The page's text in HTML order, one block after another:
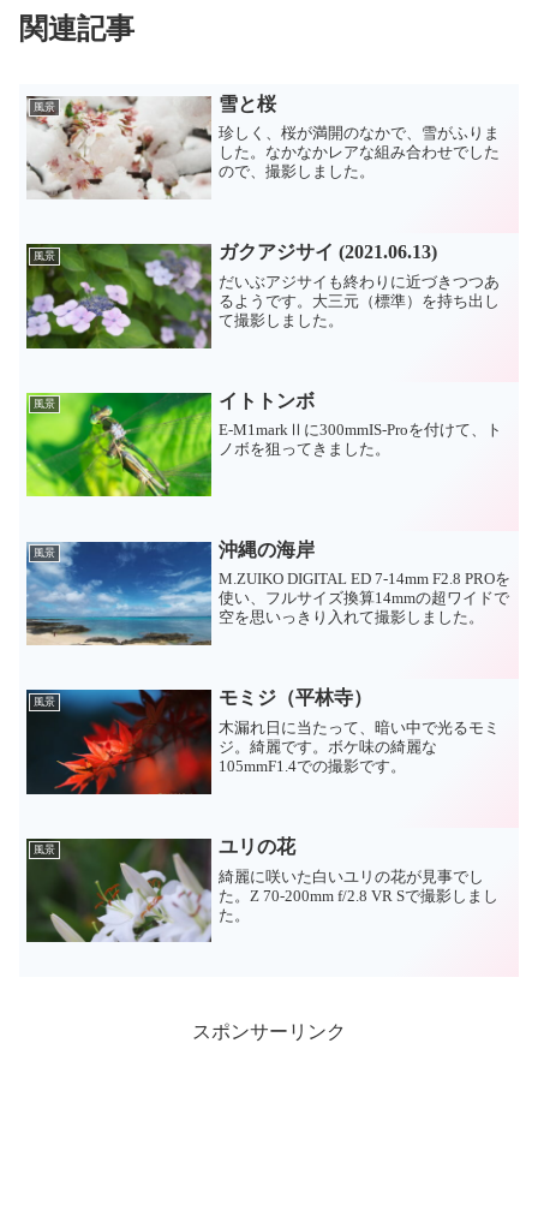
関連記事
風景 雪と桜
珍しく、桜が満開のなかで、雪がふりま
した。なかなかレアな組み合わせでした
ので、撮影しました。
風景 ガクアジサイ (2021.06.13)
だいぶアジサイも終わりに近づきつつあ
るようです。大三元（標準）を持ち出し
て撮影しました。
風景 イトトンボ
E-M1markⅡに300mmIS-Proを付けて、ト
ノボを狙ってきました。
風景 沖縄の海岸
M.ZUIKO DIGITAL ED 7-14mm F2.8 PROを
使い、フルサイズ換算14mmの超ワイドで
空を思いっきり入れて撮影しました。
風景 モミジ（平林寺）
木漏れ日に当たって、暗い中で光るモミ
ジ。綺麗です。ボケ味の綺麗な
105mmF1.4での撮影です。
風景 ユリの花
綺麗に咲いた白いユリの花が見事でし
た。Z 70-200mm f/2.8 VR Sで撮影しまし
た。
スポンサーリンク